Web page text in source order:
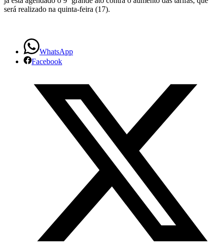
será realizado na quinta-feira (17).
WhatsApp
Facebook